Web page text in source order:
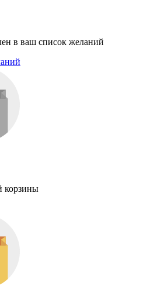
в ваш список желаний
корзины